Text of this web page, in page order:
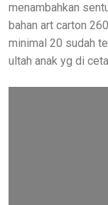
menambahkan
bahan art carton
minimal 20 sudah
ultah anak yg di